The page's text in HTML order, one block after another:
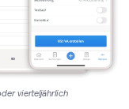
vierteljährlich